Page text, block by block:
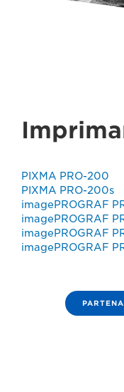
PIXMA PRO-200
PIXMA PRO-200s
imagePROGRAF
imagePROGRAF
imagePROGRAF
imagePROGRAF